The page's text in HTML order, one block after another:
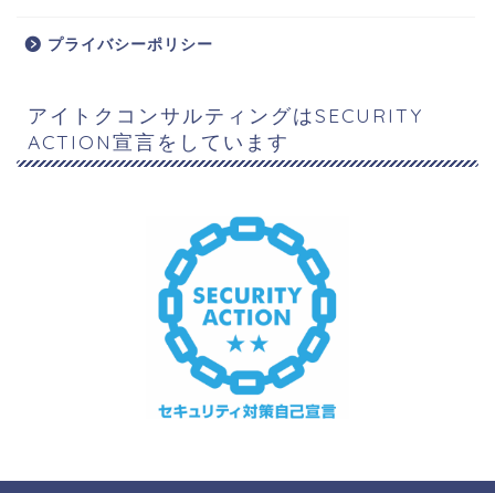
プライバシーポリシー
アイトクコンサルティングはSECURITY
ACTION宣言をしています